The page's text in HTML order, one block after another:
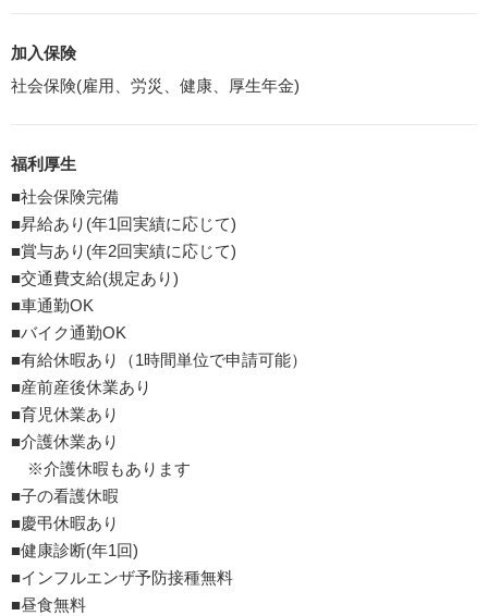
加入保険
社会保険(雇用、労災、健康、厚生年金)
福利厚生
■社会保険完備
■昇給あり(年1回実績に応じて)
■賞与あり(年2回実績に応じて)
■交通費支給(規定あり)
■車通勤OK
■バイク通勤OK
■有給休暇あり（1時間単位で申請可能）
■産前産後休業あり
■育児休業あり
■介護休業あり
※介護休暇もあります
■子の看護休暇
■慶弔休暇あり
■健康診断(年1回)
■インフルエンザ予防接種無料
■昼食無料